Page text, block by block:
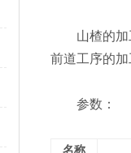
山楂的加工
前道工序的
参数：
名称